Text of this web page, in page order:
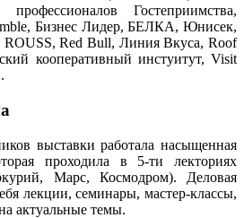
Гостеприимства,
Бизнес Лидер, БЕЛКА, Юнисек,
Red Bull, Линия Вкуса, Roof
кооперативный инстуитут, Visit
выставки работала насыщенная
проходила в 5-ти лекториях
Марс, Космодром). Деловая
лекции, семинары, мастер-классы,
актуальные темы.